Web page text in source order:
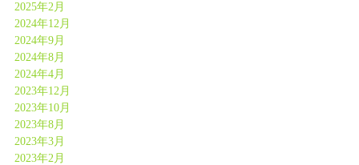
2025年2月
2024年12月
2024年9月
2024年8月
2024年4月
2023年12月
2023年10月
2023年8月
2023年3月
2023年2月